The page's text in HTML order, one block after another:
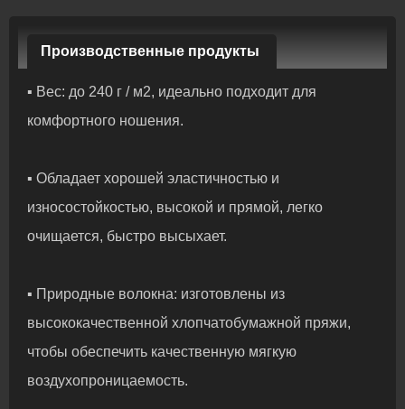
Производственные продукты
▪ Вес: до 240 г / м2, идеально подходит для
комфортного ношения.
▪ Обладает хорошей эластичностью и
износостойкостью, высокой и прямой, легко
очищается, быстро высыхает.
▪ Природные волокна: изготовлены из
высококачественной хлопчатобумажной пряжи,
чтобы обеспечить качественную мягкую
воздухопроницаемость.